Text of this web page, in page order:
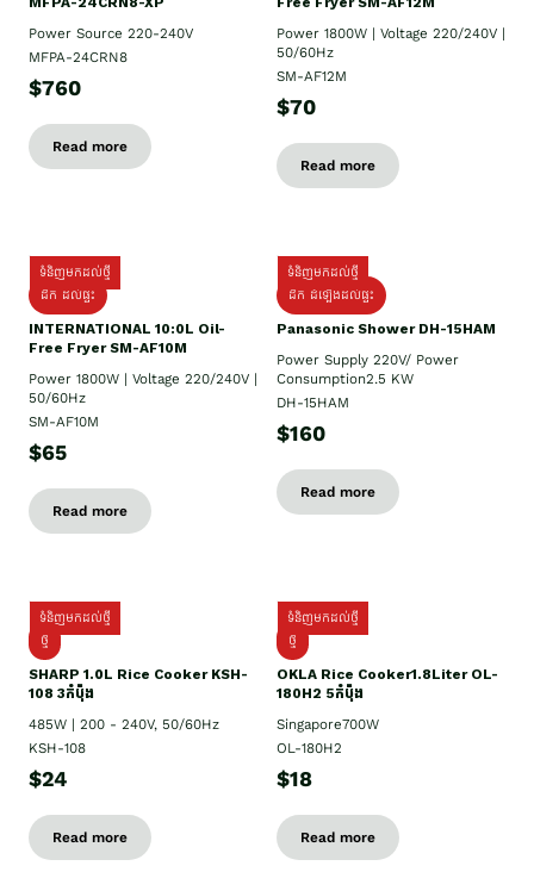
Power Source 220-240V
MFPA-24CRN8
$760
Read more
Power 1800W | Voltage 220/240V |
50/60Hz
SM-AF12M
$70
Read more
ទំនិញមកដល់ថ្មី
ដឹក ដល់ផ្ទះ
INTERNATIONAL 10:0L Oil-
Free Fryer SM-AF10M
Power 1800W | Voltage 220/240V |
50/60Hz
SM-AF10M
$65
Read more
ទំនិញមកដល់ថ្មី
ដឹក ដំឡើងដល់ផ្ទះ
Panasonic Shower DH-15HAM
Power Supply​ 220V/ Power
Consumption2.5 KW
DH-15HAM
$160
Read more
ទំនិញមកដល់ថ្មី
ថ្មី
SHARP 1.០L Rice Cooker KSH-
108 3កំប៉ុង
485W | 200 - 240V, 50/60Hz
KSH-108
$24
Read more
ទំនិញមកដល់ថ្មី
ថ្មី
OKLA Rice Cooker1.8Liter OL-
180H2 5កំប៉ុង
Singapore700W
OL-180H2
$18
Read more